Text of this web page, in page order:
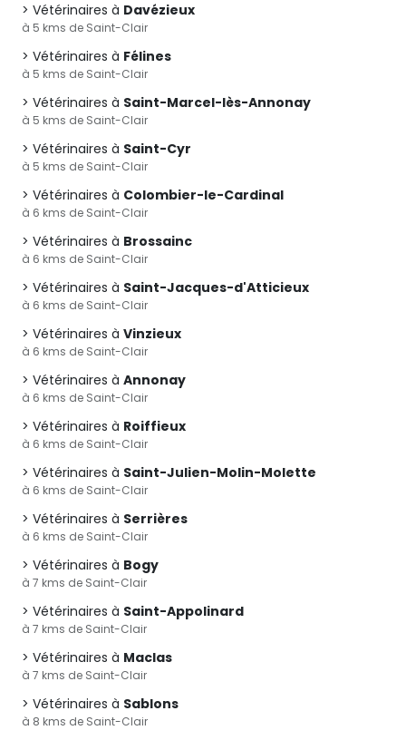
Vétérinaires à Davézieux
à 5 kms de Saint-Clair
Vétérinaires à Félines
à 5 kms de Saint-Clair
Vétérinaires à Saint-Marcel-lès-Annonay
à 5 kms de Saint-Clair
Vétérinaires à Saint-Cyr
à 5 kms de Saint-Clair
Vétérinaires à Colombier-le-Cardinal
à 6 kms de Saint-Clair
Vétérinaires à Brossainc
à 6 kms de Saint-Clair
Vétérinaires à Saint-Jacques-d'Atticieux
à 6 kms de Saint-Clair
Vétérinaires à Vinzieux
à 6 kms de Saint-Clair
Vétérinaires à Annonay
à 6 kms de Saint-Clair
Vétérinaires à Roiffieux
à 6 kms de Saint-Clair
Vétérinaires à Saint-Julien-Molin-Molette
à 6 kms de Saint-Clair
Vétérinaires à Serrières
à 6 kms de Saint-Clair
Vétérinaires à Bogy
à 7 kms de Saint-Clair
Vétérinaires à Saint-Appolinard
à 7 kms de Saint-Clair
Vétérinaires à Maclas
à 7 kms de Saint-Clair
Vétérinaires à Sablons
à 8 kms de Saint-Clair